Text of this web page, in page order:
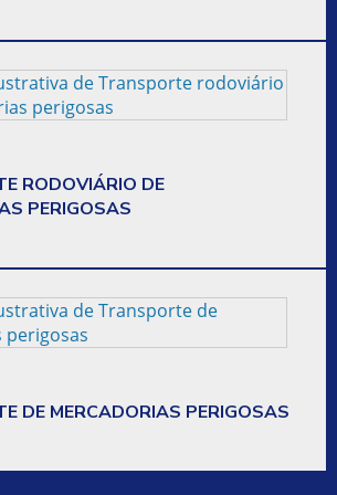
DE MERCADORIAS
DE PEQUENOS VOLUMES
ENTREGA
E COMMERCE
RODOVIÁRIO DE
PERIGOSAS
DE MERCADORIAS PERIGOSAS